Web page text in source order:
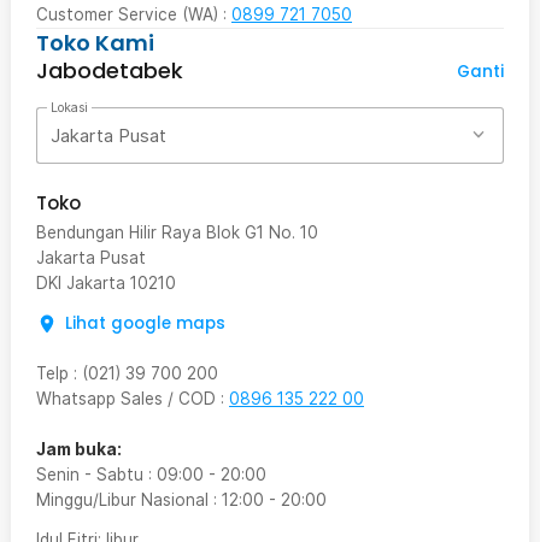
Customer Service (WA) : 0899 721 7050
Toko Kami
Jabodetabek
Ganti
Lokasi
Jakarta Pusat
Toko
Bendungan Hilir Raya Blok G1 No. 10
Jakarta Pusat
DKI Jakarta 10210
Lihat google maps
Telp : (021) 39 700 200
Whatsapp Sales / COD : 0896 135 222 00
Jam buka:
Senin - Sabtu : 09:00 - 20:00
Minggu/Libur Nasional : 12:00 - 20:00